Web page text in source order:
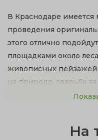
В Краснодаре имеется
проведения
этого отлично
площадками около
живописных пейзажей
на природе, свадьба
обслуживание;На